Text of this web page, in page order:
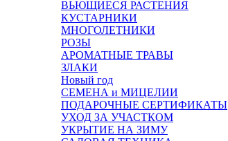
ВЬЮЩИЕСЯ РАСТЕНИЯ
КУСТАРНИКИ
МНОГОЛЕТНИКИ
РОЗЫ
АРОМАТНЫЕ ТРАВЫ
ЗЛАКИ
Новый год
СЕМЕНА и МИЦЕЛИИ
ПОДАРОЧНЫЕ СЕРТИФИКАТЫ
УХОД ЗА УЧАСТКОМ
УКРЫТИЕ НА ЗИМУ